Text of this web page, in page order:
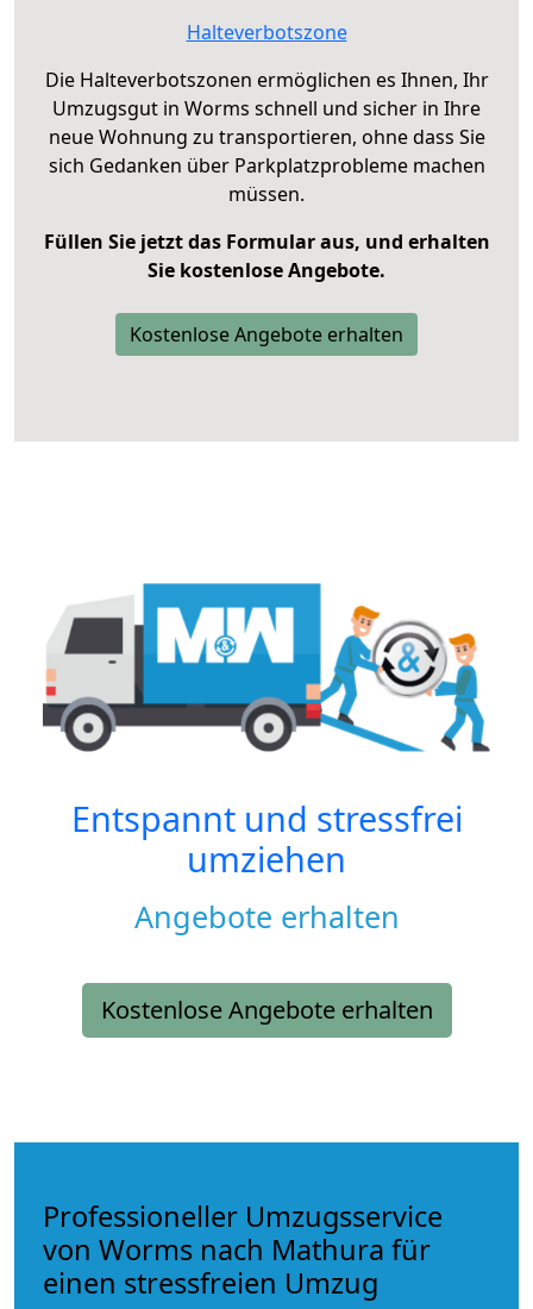
Halteverbotszone
Die Halteverbotszonen ermöglichen es Ihnen, Ihr
Umzugsgut in Worms schnell und sicher in Ihre
neue Wohnung zu transportieren, ohne dass Sie
sich Gedanken über Parkplatzprobleme machen
müssen.
Füllen Sie jetzt das Formular aus, und erhalten
Sie kostenlose Angebote.
Kostenlose Angebote erhalten
Entspannt und stressfrei
umziehen
Angebote erhalten
Kostenlose Angebote erhalten
Professioneller Umzugsservice
von Worms nach Mathura für
einen stressfreien Umzug